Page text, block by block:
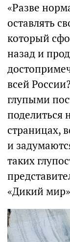
«Разве
оставлять
который
назад и
всей
глупыми
поделиться
страницах,
и
таких
«Дикий